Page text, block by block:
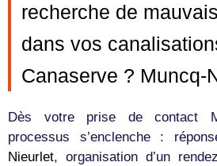
recherche de
dans vos
Canaserve ? Muncq-
Dès votre prise de contact
processus s’enclenche :
Nieurlet, organisation d’un